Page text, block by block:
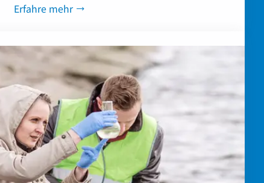
Erfahre mehr